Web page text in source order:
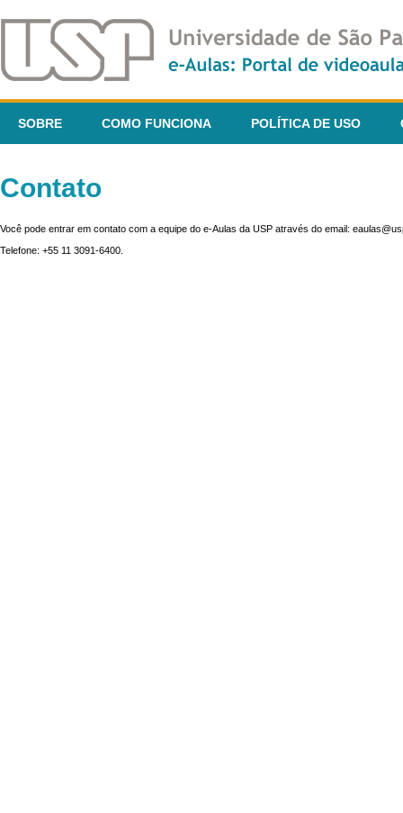
SOBRE COMO FUNCIONA POLÍTICA DE USO
Contato
Você pode entrar em contato com a equipe do e-Aulas da USP através do email:
Telefone: +55 11 3091-6400.